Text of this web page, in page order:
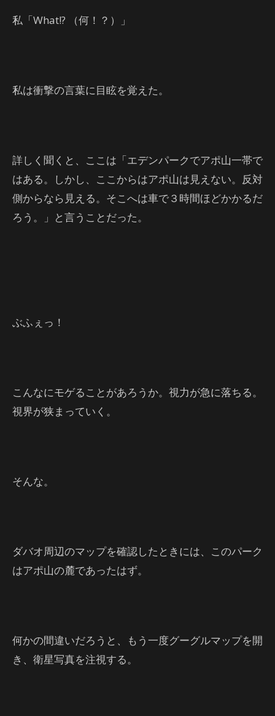
私「What!? （何！？）」
私は衝撃の言葉に目眩を覚えた。
詳しく聞くと、ここは「エデンパークでアポ山一帯で
はある。しかし、ここからはアポ山は見えない。反対
側からなら見える。そこへは車で３時間ほどかかるだ
ろう。」と言うことだった。
ぶふぇっ！
こんなにモゲることがあろうか。視力が急に落ちる。
視界が狭まっていく。
そんな。
ダバオ周辺のマップを確認したときには、このパーク
はアポ山の麓であったはず。
何かの間違いだろうと、もう一度グーグルマップを開
き、衛星写真を注視する。